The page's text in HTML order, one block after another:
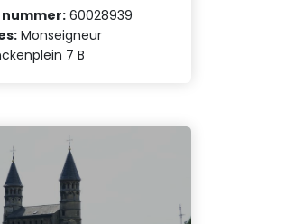
nummer:60028939
Monseigneur
7 B